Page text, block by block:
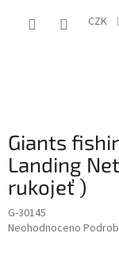
CZK
Giants
Landing
rukojeť )
G-30145
Průměrné
Neohodnoceno